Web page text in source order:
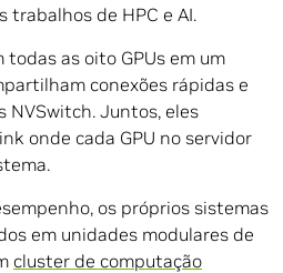
trabalhos de HPC e AI.
todas as oito GPUs em um
conexões rápidas e
NVSwitch. Juntos, eles
onde cada GPU no servidor
os próprios sistemas
em unidades modulares de
cluster de computação